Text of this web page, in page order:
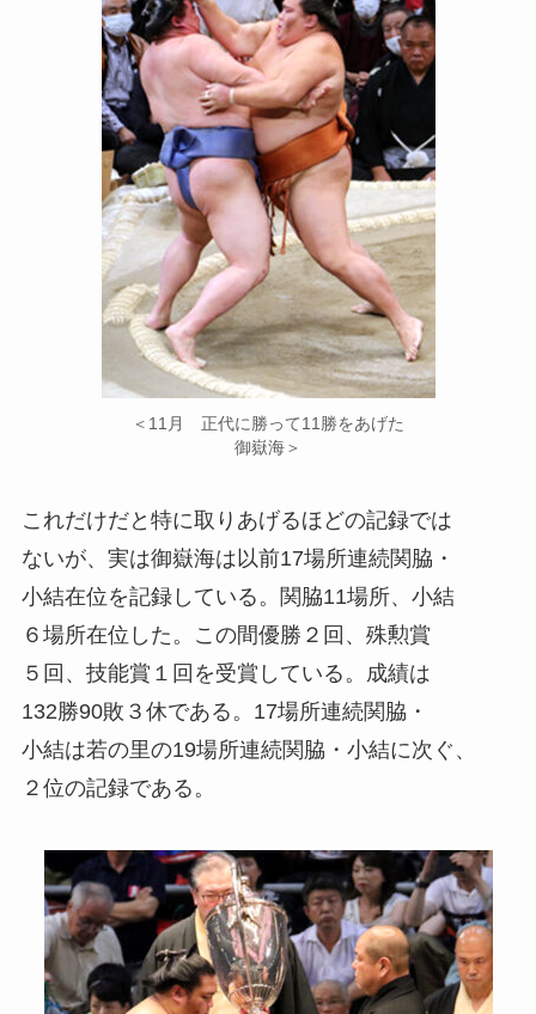
＜11月 正代に勝って11勝をあげた
御嶽海＞
これだけだと特に取りあげるほどの記録では
ないが、実は御嶽海は以前17場所連続関脇・
小結在位を記録している。関脇11場所、小結
６場所在位した。この間優勝２回、殊勲賞
５回、技能賞１回を受賞している。成績は
132勝90敗３休である。17場所連続関脇・
小結は若の里の19場所連続関脇・小結に次ぐ、
２位の記録である。